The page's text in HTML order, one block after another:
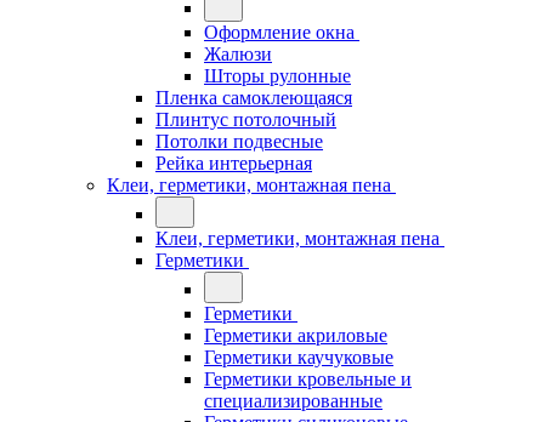
Оформление окна
Жалюзи
Шторы рулонные
Пленка самоклеющаяся
Плинтус потолочный
Потолки подвесные
Рейка интерьерная
Клеи, герметики, монтажная пена
Клеи, герметики, монтажная пена
Герметики
Герметики
Герметики акриловые
Герметики каучуковые
Герметики кровельные и
специализированные